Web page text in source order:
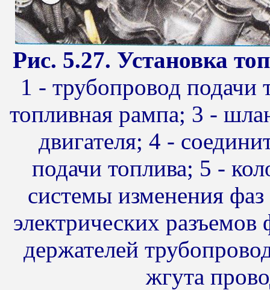
Рис. 5.27. Установка
1 - трубопровод
топливная рампа; 3 -
двигателя; 4 -
подачи топлива; 5 -
системы изменения
электрических
держателей
жгута